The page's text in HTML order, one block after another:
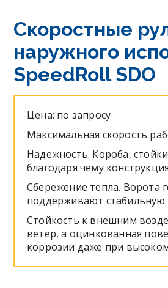
Скоростные
наружного
SpeedRoll SDO
Цена: по запросу
Максимальная скорость
Надежность. Короба,
благодаря чему
Сбережение тепла. Ворота
поддерживают стабильную
Стойкость к внешним
ветер, а оцинкованная
коррозии даже при